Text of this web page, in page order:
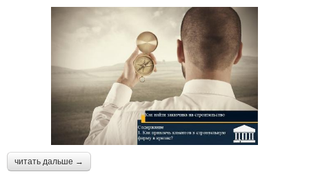
читать дальше →